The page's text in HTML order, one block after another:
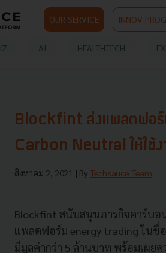
OUR SERVICE INNOV
AI HEALTHTECH
Blockfint ส่งแพลตฟอร์
Carbon Neutral ให้ใช้ง
สิงหาคม 2, 2021 | By Techsauce Team
Blockfint สนับสนุนภารกิจคาร์บอ
แพลตฟอร์ม energy trading ในชื่
มีมูลค่ากว่า 5 ล้านบาท พร้อมเผย